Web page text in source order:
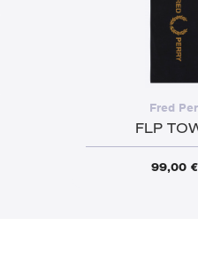
Fred
FLP
99,00